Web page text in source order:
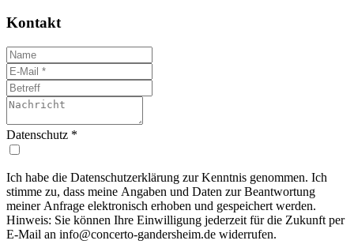
Kontakt
Datenschutz *
Ich habe die Datenschutzerklärung zur Kenntnis genommen. Ich
stimme zu, dass meine Angaben und Daten zur Beantwortung
meiner Anfrage elektronisch erhoben und gespeichert werden.
Hinweis: Sie können Ihre Einwilligung jederzeit für die Zukunft per
E-Mail an info@concerto-gandersheim.de widerrufen.